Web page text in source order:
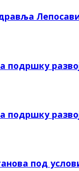
подршку
подршку
под